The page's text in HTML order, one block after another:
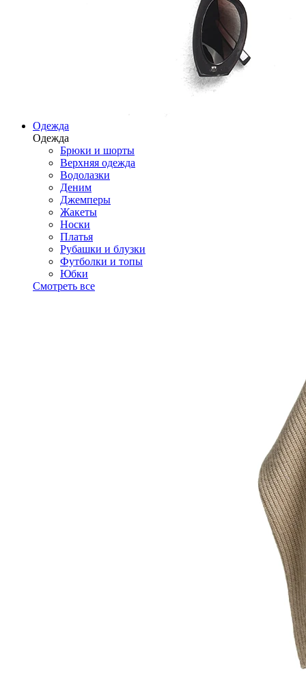
Одежда
Одежда
Брюки и шорты
Верхняя одежда
Водолазки
Деним
Джемперы
Жакеты
Носки
Платья
Рубашки и блузки
Футболки и топы
Юбки
Смотреть все